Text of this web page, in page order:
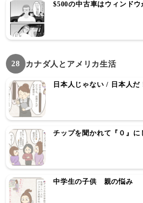
$500の中古車はウィンドウ
28 カナダ人とアメリカ生活
日本人じゃない / 日本人だ
チップを聞かれて『０』に
中学生の子供 親の悩み